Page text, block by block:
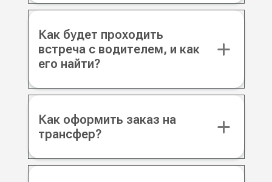
Как будет проходить
встреча с водителем, и как
его найти?
Как оформить заказ на
трансфер?